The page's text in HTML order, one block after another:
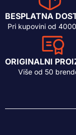
BESPLATNA
Pri kupovini od
ORIGINALNI
Više od 50